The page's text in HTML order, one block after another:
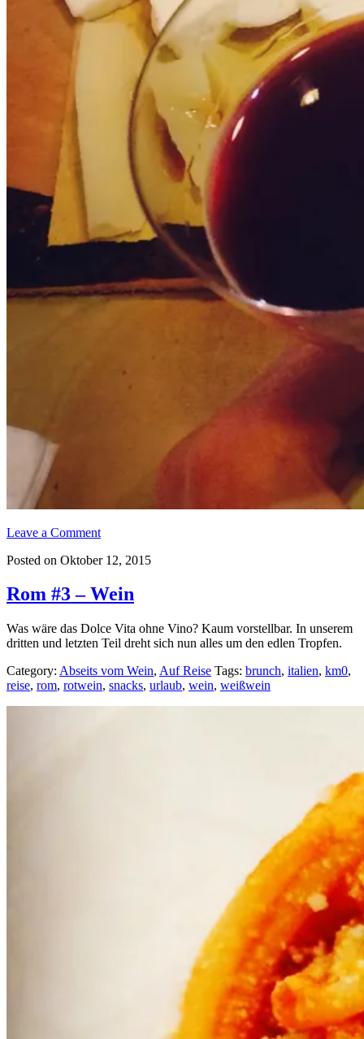
Leave a Comment
Posted on Oktober 12, 2015
Rom #3 – Wein
Was wäre das Dolce Vita ohne Vino? Kaum vorstellbar. In unserem
dritten und letzten Teil dreht sich nun alles um den edlen Tropfen.
Category: Abseits vom Wein, Auf Reise Tags: brunch, italien, km0,
reise, rom, rotwein, snacks, urlaub, wein, weißwein